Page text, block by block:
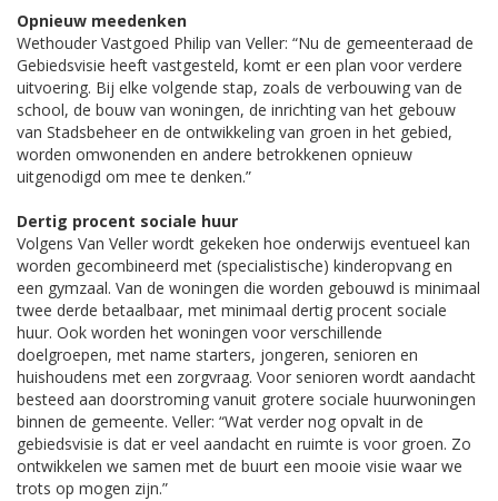
Opnieuw meedenken
Wethouder Vastgoed Philip van Veller: “Nu de gemeenteraad de
Gebiedsvisie heeft vastgesteld, komt er een plan voor verdere
uitvoering. Bij elke volgende stap, zoals de verbouwing van de
school, de bouw van woningen, de inrichting van het gebouw
van Stadsbeheer en de ontwikkeling van groen in het gebied,
worden omwonenden en andere betrokkenen opnieuw
uitgenodigd om mee te denken.”
Dertig procent sociale huur
Volgens Van Veller wordt gekeken hoe onderwijs eventueel kan
worden gecombineerd met (specialistische) kinderopvang en
een gymzaal. Van de woningen die worden gebouwd is minimaal
twee derde betaalbaar, met minimaal dertig procent sociale
huur. Ook worden het woningen voor verschillende
doelgroepen, met name starters, jongeren, senioren en
huishoudens met een zorgvraag. Voor senioren wordt aandacht
besteed aan doorstroming vanuit grotere sociale huurwoningen
binnen de gemeente. Veller: “Wat verder nog opvalt in de
gebiedsvisie is dat er veel aandacht en ruimte is voor groen. Zo
ontwikkelen we samen met de buurt een mooie visie waar we
trots op mogen zijn.”